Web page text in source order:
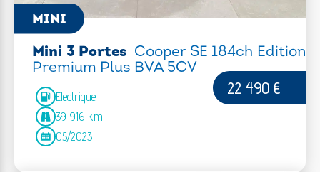
MINI
Mini 3 Portes Cooper SE 184ch Edition
Premium Plus BVA 5CV
Electrique
39 916 km
05/2023
22 490 €